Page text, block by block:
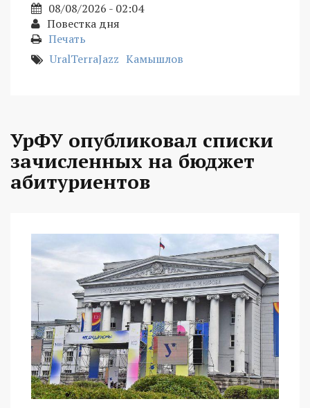
08/08/2026 - 02:04
Повестка дня
Печать
UralTerraJazz Камышлов
УрФУ опубликовал списки
зачисленных на бюджет
абитуриентов